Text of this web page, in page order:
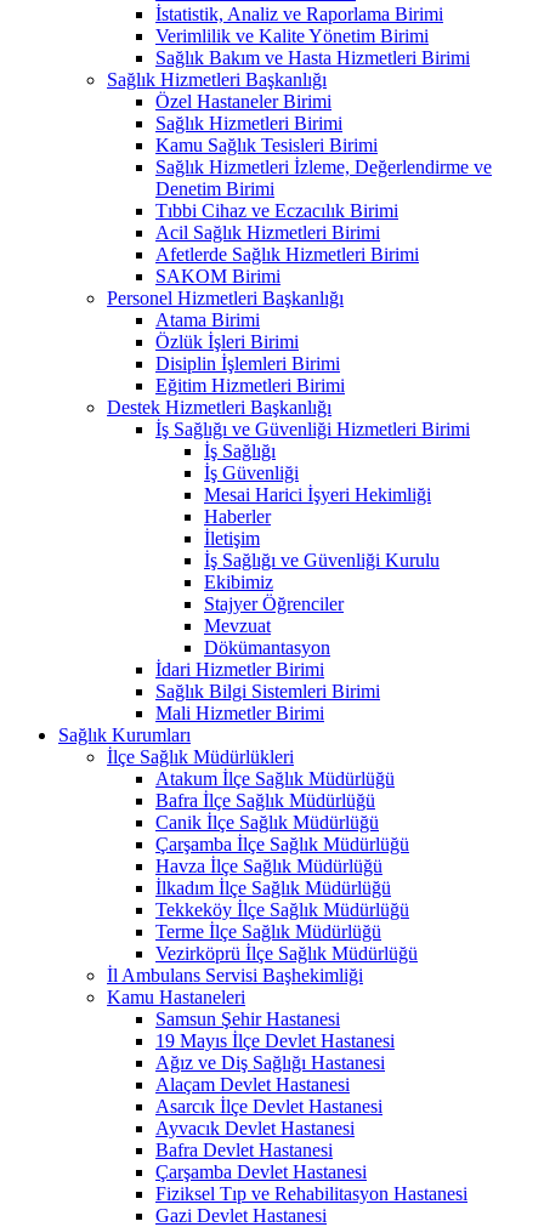
İstatistik, Analiz ve Raporlama Birimi
Verimlilik ve Kalite Yönetim Birimi
Sağlık Bakım ve Hasta Hizmetleri Birimi
Sağlık Hizmetleri Başkanlığı
Özel Hastaneler Birimi
Sağlık Hizmetleri Birimi
Kamu Sağlık Tesisleri Birimi
Sağlık Hizmetleri İzleme, Değerlendirme ve
Denetim Birimi
Tıbbi Cihaz ve Eczacılık Birimi
Acil Sağlık Hizmetleri Birimi
Afetlerde Sağlık Hizmetleri Birimi
SAKOM Birimi
Personel Hizmetleri Başkanlığı
Atama Birimi
Özlük İşleri Birimi
Disiplin İşlemleri Birimi
Eğitim Hizmetleri Birimi
Destek Hizmetleri Başkanlığı
İş Sağlığı ve Güvenliği Hizmetleri Birimi
İş Sağlığı
İş Güvenliği
Mesai Harici İşyeri Hekimliği
Haberler
İletişim
İş Sağlığı ve Güvenliği Kurulu
Ekibimiz
Stajyer Öğrenciler
Mevzuat
Dökümantasyon
İdari Hizmetler Birimi
Sağlık Bilgi Sistemleri Birimi
Mali Hizmetler Birimi
Sağlık Kurumları
İlçe Sağlık Müdürlükleri
Atakum İlçe Sağlık Müdürlüğü
Bafra İlçe Sağlık Müdürlüğü
Canik İlçe Sağlık Müdürlüğü
Çarşamba İlçe Sağlık Müdürlüğü
Havza İlçe Sağlık Müdürlüğü
İlkadım İlçe Sağlık Müdürlüğü
Tekkeköy İlçe Sağlık Müdürlüğü
Terme İlçe Sağlık Müdürlüğü
Vezirköprü İlçe Sağlık Müdürlüğü
İl Ambulans Servisi Başhekimliği
Kamu Hastaneleri
Samsun Şehir Hastanesi
19 Mayıs İlçe Devlet Hastanesi
Ağız ve Diş Sağlığı Hastanesi
Alaçam Devlet Hastanesi
Asarcık İlçe Devlet Hastanesi
Ayvacık Devlet Hastanesi
Bafra Devlet Hastanesi
Çarşamba Devlet Hastanesi
Fiziksel Tıp ve Rehabilitasyon Hastanesi
Gazi Devlet Hastanesi